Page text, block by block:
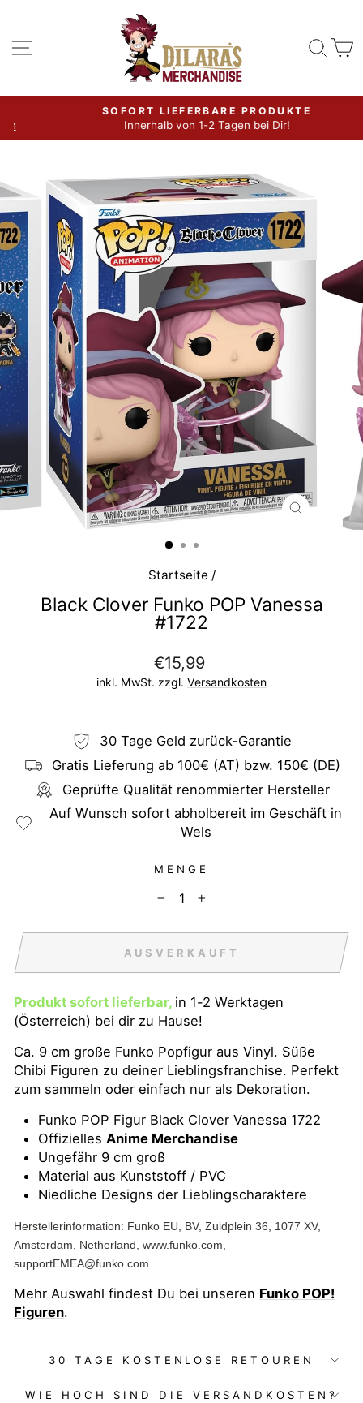
Inhalt Seitennavigation
Pause
SOFORT LIEFERBARE PRODUKTE
Innerhalb von 1-2 Tagen bei Dir!
Startseite /
Black Clover Funko POP Vanessa
#1722
Normaler
Preis
€15,99
inkl. MwSt. zzgl. Versandkosten
30 Tage Geld zurück-Garantie
Gratis Lieferung ab 100€ (AT) bzw. 150€ (DE)
Geprüfte Qualität renommierter Hersteller
Auf Wunsch sofort abholbereit im Geschäft in
Wels
MENGE
AUSVERKAUFT
Produkt sofort lieferbar, in 1-2 Werktagen
(Österreich) bei dir zu Hause!
Ca. 9 cm große Funko Popfigur aus Vinyl. Süße
Chibi Figuren zu deiner Lieblingsfranchise. Perfekt
zum sammeln oder einfach nur als Dekoration.
Funko POP Figur Black Clover Vanessa 1722
Offizielles Anime Merchandise
Ungefähr 9 cm groß
Material aus Kunststoff / PVC
Niedliche Designs der Lieblingscharaktere
Herstellerinformation: Funko EU, BV, Zuidplein 36, 1077 XV,
Amsterdam, Netherland, www.funko.com,
supportEMEA@funko.com
Mehr Auswahl findest Du bei unseren Funko POP!
Figuren.
30 TAGE KOSTENLOSE RETOUREN
WIE HOCH SIND DIE VERSANDKOSTEN?